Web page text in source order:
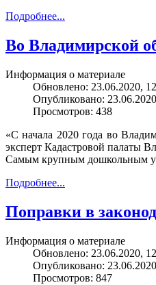
Подробнее...
Во Владимирской
Информация о материале
Обновлено: 23.06.2020,
Опубликовано:
Просмотров: 438
«С начала 2020 года во
эксперт Кадастровой палаты
Самым крупным дошкольным
Подробнее...
Поправки в
Информация о материале
Обновлено: 23.06.2020,
Опубликовано:
Просмотров: 847